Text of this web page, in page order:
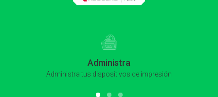
Administra
Administra tus dispositivos de impresión